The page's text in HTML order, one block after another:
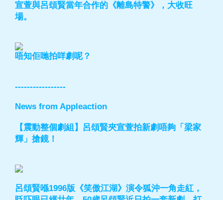
宣萱與呂頌賢當年合作的《離島特警》，大收旺
場。
唔知佢哋拍咩劇呢？
-----------------
News from Appleaction
【震動整個劇組】呂頌賢夾宣萱拍新劇唔夠「梁家
輝」搶鏡！
呂頌賢喺1996版《笑傲江湖》演令狐沖一角走紅，